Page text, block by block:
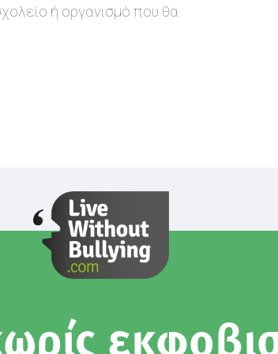
ή οργανισμό που θα